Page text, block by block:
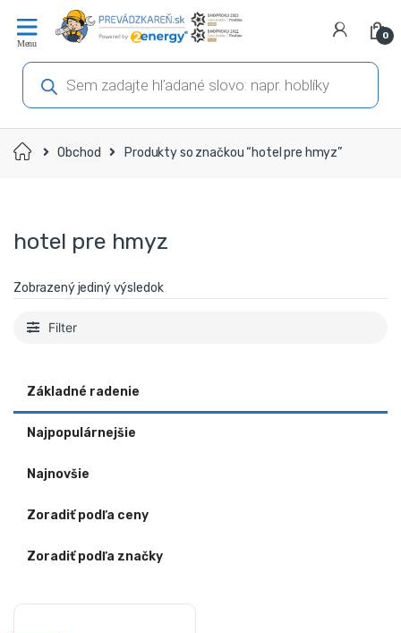
navigáciu
obsah
0
Products
search
Domov Obchod Produkty so značkou “hotel pre hmyz”
hotel pre hmyz
Zobrazený jediný výsledok
Filter
Základné radenie
Najpopulárnejšie
Najnovšie
Zoradiť podľa ceny
Zoradiť podľa značky